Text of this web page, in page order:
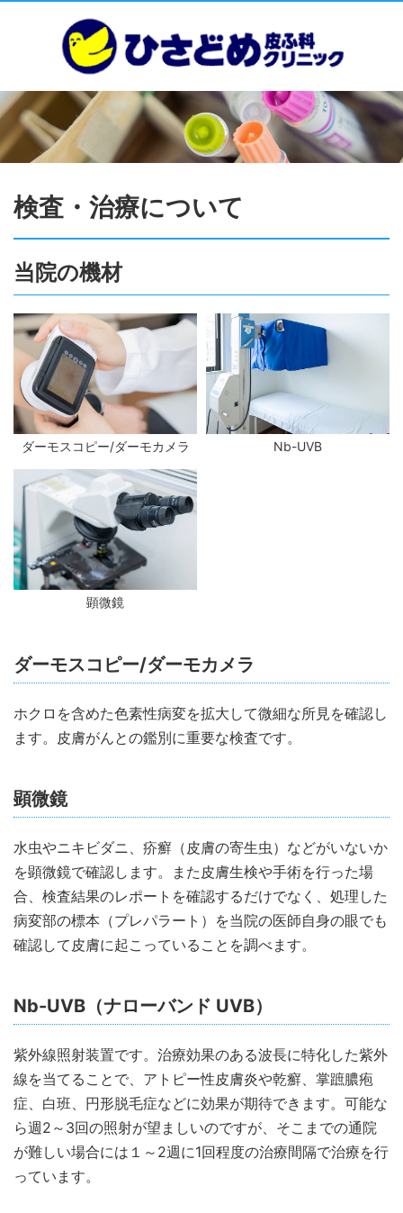
検査・治療について
当院の機材
ダーモスコピー/ダーモカメラ Nb-UVB
顕微鏡
ダーモスコピー/ダーモカメラ
ホクロを含めた色素性病変を拡大して微細な所見を確認し
ます。皮膚がんとの鑑別に重要な検査です。
顕微鏡
水虫やニキビダニ、疥癬（皮膚の寄生虫）などがいないか
を顕微鏡で確認します。また皮膚生検や手術を行った場
合、検査結果のレポートを確認するだけでなく、処理した
病変部の標本（プレパラート）を当院の医師自身の眼でも
確認して皮膚に起こっていることを調べます。
Nb-UVB（ナローバンド UVB）
紫外線照射装置です。治療効果のある波長に特化した紫外
線を当てることで、アトピー性皮膚炎や乾癬、掌蹠膿疱
症、白班、円形脱毛症などに効果が期待できます。可能な
ら週2～3回の照射が望ましいのですが、そこまでの通院
が難しい場合には１～2週に1回程度の治療間隔で治療を行
っています。